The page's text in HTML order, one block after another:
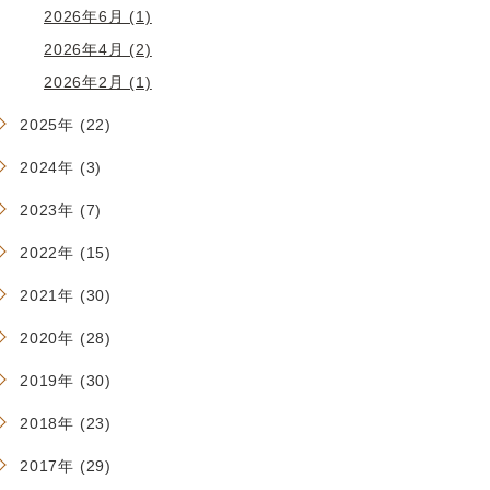
2026年6月 (1)
2026年4月 (2)
2026年2月 (1)
2025年 (22)
2024年 (3)
2023年 (7)
2022年 (15)
2021年 (30)
2020年 (28)
2019年 (30)
2018年 (23)
2017年 (29)